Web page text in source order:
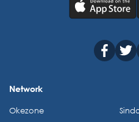
Network
Okezone